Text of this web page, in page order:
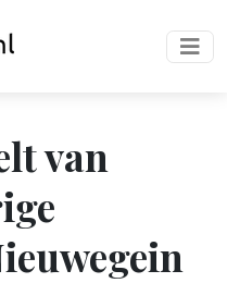
van